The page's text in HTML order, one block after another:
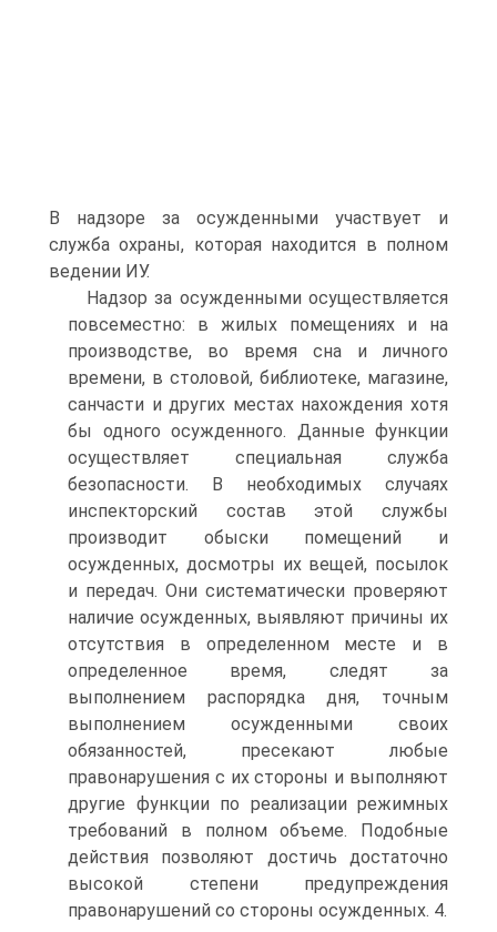
В надзоре за осужденными участвует и
служба охраны, которая находится в полном
ведении ИУ.
Надзор за осужденными осуществляется
повсеместно: в жилых помещениях и на
производстве, во время сна и личного
времени, в столовой, библиотеке, магазине,
санчасти и других местах нахождения хотя
бы одного осужденного. Данные функции
осуществляет специальная служба
безопасности. В необходимых случаях
инспекторский состав этой службы
производит обыски помещений и
осужденных, досмотры их вещей, посылок
и передач. Они систематически проверяют
наличие осужденных, выявляют причины их
отсутствия в определенном месте и в
определенное время, следят за
выполнением распорядка дня, точным
выполнением осужденными своих
обязанностей, пресекают любые
правонарушения с их стороны и выполняют
другие функции по реализации режимных
требований в полном объеме. Подобные
действия позволяют достичь достаточно
высокой степени предупреждения
правонарушений со стороны осужденных. 4.